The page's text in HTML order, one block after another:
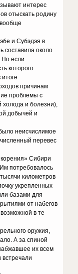
интерес
отыскать родину
и Субэдэя в
составила около
Но если
которого
причинам
проблемы с
и болезни),
добычей и
неисчислимое
перевес
Сибири
потребовалось
километров
укрепленных
базами для
от набегов
в те
оружия,
А за спиной
их всем